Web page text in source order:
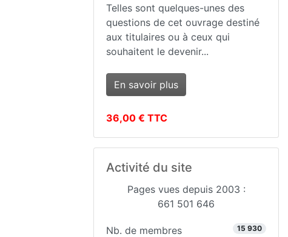
Telles sont quelques-unes des
questions de cet ouvrage destiné
aux titulaires ou à ceux qui
souhaitent le devenir...
En savoir plus
36,00 € TTC
Activité du site
Pages vues depuis 2003 :
661 501 646
Nb. de membres 15 930